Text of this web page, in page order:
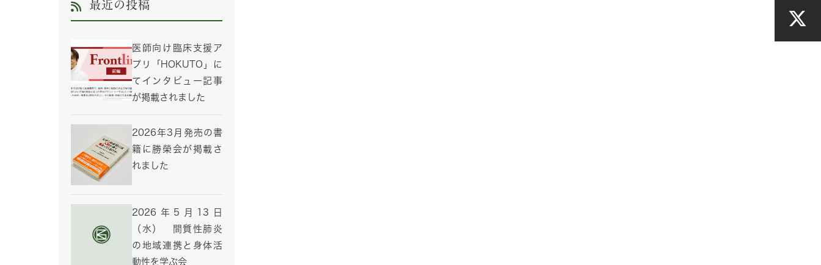
最近の投稿
医師向け臨床支援ア
プリ「HOKUTO」に
てインタビュー記事
が掲載されました
2026年3月発売の書
籍に勝榮会が掲載さ
れました
2026年5月13日
（水） 間質性肺炎
の地域連携と身体活
動性を学ぶ会